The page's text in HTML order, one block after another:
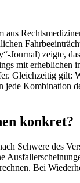
zeigte,
mit erheblichen
Gleichzeitig gilt:
Kombination
konkret?
Schwere des
Bei